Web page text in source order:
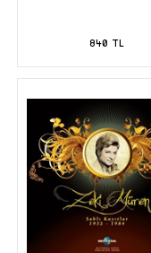
840 TL